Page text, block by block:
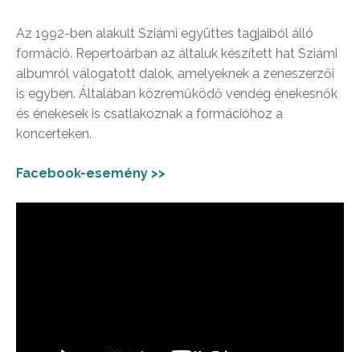
Az 1992-ben alakult Sziámi együttes tagjaiból álló
formáció. Repertoárban az általuk készített hat Sziámi
albumról válogatott dalok, amelyeknek a zeneszerzői
is egyben. Általában közreműködő vendég énekesnők
és énekesek is csatlakoznak a formációhoz a
koncerteken.
Facebook-esemény >>